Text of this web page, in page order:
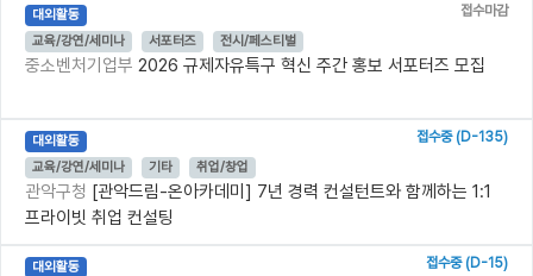
대외활동
접수마감
교육/강연/세미나
서포터즈 전시/페스티벌
중소벤처기업부 2026 규제자유특구 혁신 주간 홍보 서포터즈 모집
대외활동
접수중 (D-135)
교육/강연/세미나
기타 취업/창업
관악구청 [관악드림-온아카데미] 7년 경력 컨설턴트와 함께하는 1:1
프라이빗 취업 컨설팅
대외활동
접수중 (D-15)